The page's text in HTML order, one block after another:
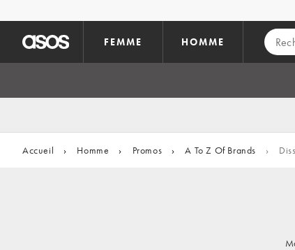
FEMME HOMME
Accueil › Homme › Promos › A To Z Of Brands ›